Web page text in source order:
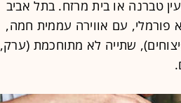
טברנה או בית מרזח. בתל אביב
פורמלי, עם אווירה עממית חמה,
שתייה לא מתוחכמת (ערק,